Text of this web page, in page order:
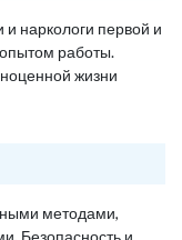
и наркологи первой и
работы.
жизни
методами,
Безопасность и